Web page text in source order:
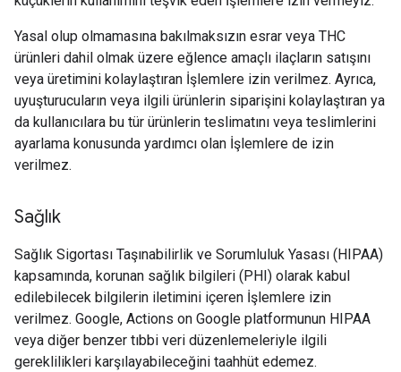
Yasal olup olmamasına bakılmaksızın esrar veya THC
ürünleri dahil olmak üzere eğlence amaçlı ilaçların satışını
veya üretimini kolaylaştıran İşlemlere izin verilmez. Ayrıca,
uyuşturucuların veya ilgili ürünlerin siparişini kolaylaştıran ya
da kullanıcılara bu tür ürünlerin teslimatını veya teslimlerini
ayarlama konusunda yardımcı olan İşlemlere de izin
verilmez.
Sağlık
Sağlık Sigortası Taşınabilirlik ve Sorumluluk Yasası (HIPAA)
kapsamında, korunan sağlık bilgileri (PHI) olarak kabul
edilebilecek bilgilerin iletimini içeren İşlemlere izin
verilmez. Google, Actions on Google platformunun HIPAA
veya diğer benzer tıbbi veri düzenlemeleriyle ilgili
gereklilikleri karşılayabileceğini taahhüt edemez.